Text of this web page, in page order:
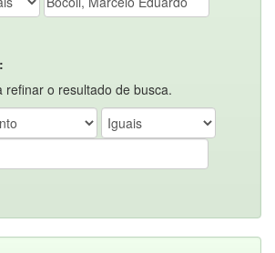
refinar o resultado de busca.